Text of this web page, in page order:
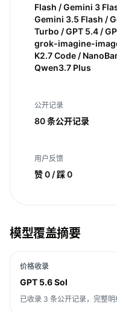
Flash / Gemini 3
Gemini 3.5 Flash /
Turbo / GPT 5.4 /
grok-imagine-
K2.7 Code /
Qwen3.7 Plus
公开记录
80 条公开记录
用户反馈
赞 0 / 踩 0
模型覆盖摘要
价格收录
GPT 5.6 Sol
已收录 3 条公开记录，完整明